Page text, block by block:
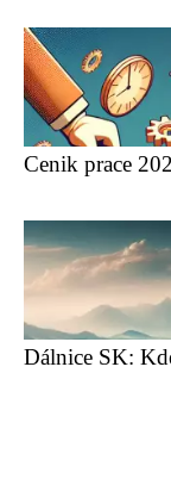
Cenik prace
Dálnice SK: